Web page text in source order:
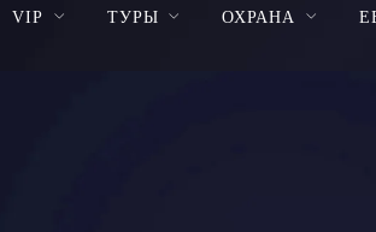
VIP ТУРЫ ОХРАНА